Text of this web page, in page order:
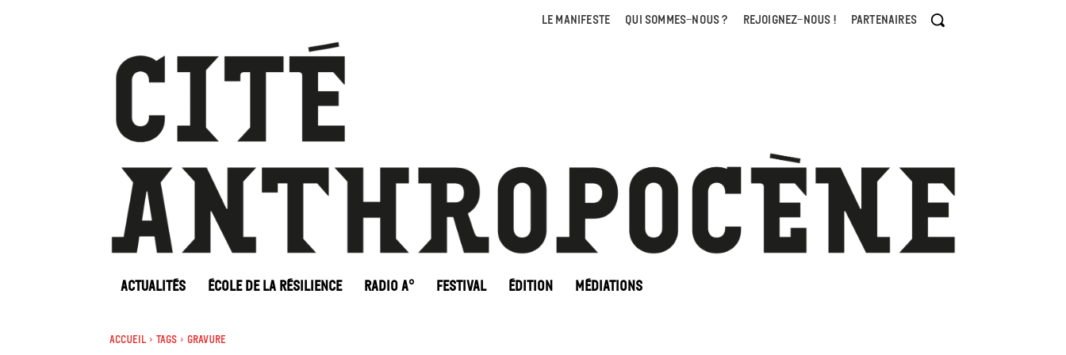
LE MANIFESTE QUI SOMMES-NOUS ? REJOIGNEZ-NOUS ! PARTENAIRES
ACTUALITÉS ÉCOLE DE LA RÉSILIENCE RADIO A° FESTIVAL ÉDITION MÉDIATIONS
Accueil Tags Gravure